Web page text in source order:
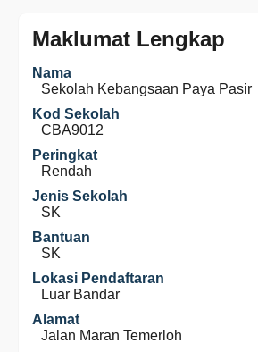
Maklumat Lengkap
Nama
Sekolah Kebangsaan Paya Pasir
Kod Sekolah
CBA9012
Peringkat
Rendah
Jenis Sekolah
SK
Bantuan
SK
Lokasi Pendaftaran
Luar Bandar
Alamat
Jalan Maran Temerloh